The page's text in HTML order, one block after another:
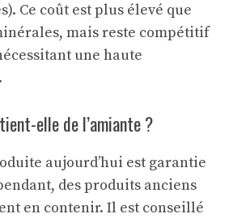
Ce coût est plus élevé que
mais reste compétitif
une haute
elle de l’amiante ?
aujourd’hui est garantie
des produits anciens
en contenir. Il est conseillé